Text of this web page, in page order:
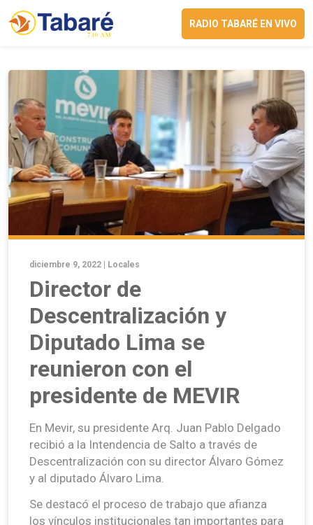
RADIO TABARÉ EN VIVO
diciembre 9, 2022 | Locales
Director de
Descentralización y
Diputado Lima se
reunieron con el
presidente de MEVIR
En Mevir, su presidente Arq. Juan Pablo Delgado
recibió a la Intendencia de Salto a través de
Descentralización con su director Álvaro Gómez
y al diputado Álvaro Lima.
Se destacó el proceso de trabajo que afianza
los vínculos institucionales tan importantes para